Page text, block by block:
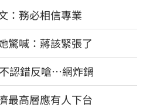
：務必相信專業
驚喊：蔣該緊張了
認錯反嗆⋯網炸鍋
最高層應有人下台